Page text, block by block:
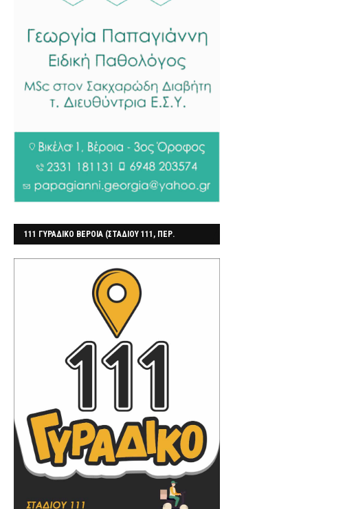
111 ΓΥΡΑΔΙΚΟ ΒΕΡΟΙΑ (ΣΤΑΔΙΟΥ 111, ΠΕΡ.